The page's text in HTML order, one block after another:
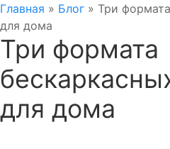
Главная » Блог » Три
для дома
Три формата
для дома